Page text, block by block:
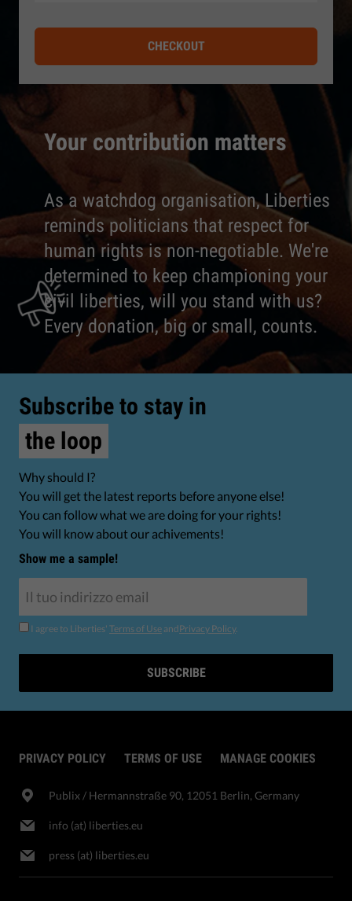
Your contribution matters
As a watchdog organisation, Liberties
reminds politicians that respect for
human rights is non-negotiable. We're
determined to keep championing your
civil liberties, will you stand with us?
Every donation, big or small, counts.
CHECKOUT
Subscribe to stay in
the loop
Why should I?
You will get the latest reports before anyone else!
You can follow what we are doing for your rights!
You will know about our achivements!
Show me a sample!
I agree to Liberties' Terms of Use andPrivacy Policy.
SUBSCRIBE
PRIVACY POLICY TERMS OF USE MANAGE COOKIES
Publix​ / Hermannstraße 90, 12051 Berlin, Germany
info (at) liberties.eu
press (at) liberties.eu